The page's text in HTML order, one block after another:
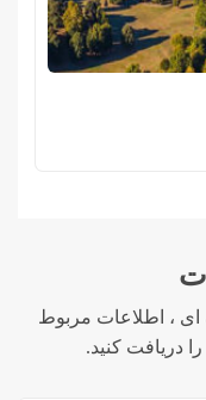
، اطلاعات مربوط
دریافت کنید.